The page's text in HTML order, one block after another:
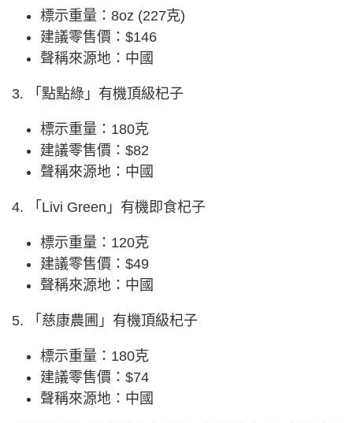
標示重量：8oz (227克)
建議零售價：$146
聲稱來源地：中國
3. 「點點綠」有機頂級杞子
標示重量：180克
建議零售價：$82
聲稱來源地：中國
4. 「Livi Green」有機即食杞子
標示重量：120克
建議零售價：$49
聲稱來源地：中國
5. 「慈康農圃」有機頂級杞子
標示重量：180克
建議零售價：$74
聲稱來源地：中國